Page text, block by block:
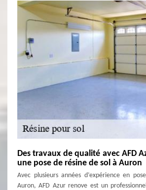
Des travaux de qualité avec AFD
une pose de résine de sol à Auron
Avec plusieurs années d’expérience en
Auron, AFD Azur renove est un